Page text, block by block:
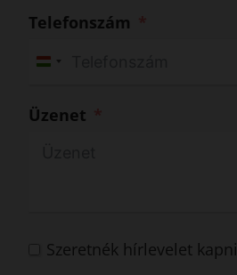
Telefonszám
H
n
+
Üzenet
Szeretnék hírlevelet kapni